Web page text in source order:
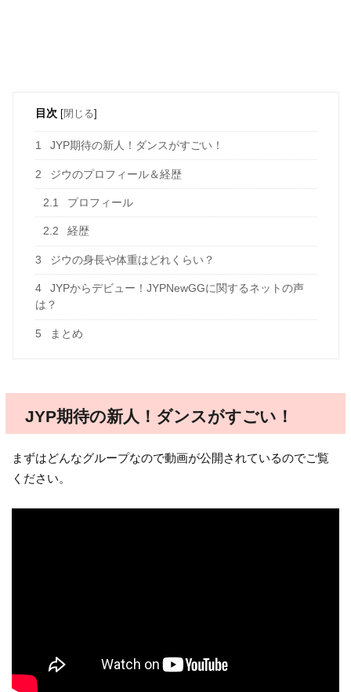
目次 [閉じる]
1 JYP期待の新人！ダンスがすごい！
2 ジウのプロフィール＆経歴
2.1 プロフィール
2.2 経歴
3 ジウの身長や体重はどれくらい？
4
JYPからデビュー！JYPNewGGに関するネットの声
は？
5 まとめ
JYP期待の新人！ダンスがすごい！
まずはどんなグループなので動画が公開されているのでご覧
ください。